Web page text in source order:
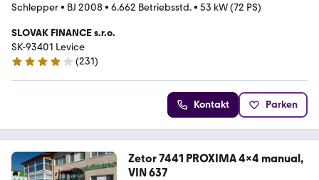
Schlepper• BJ 2008• 6.662 Betriebsstd.• 53 kW (72 PS)
SLOVAK FINANCE s.r.o.
SK-93401 Levice
4.2 Sterne
(231)
Kontakt Parken
Zetor 7441 PROXIMA 4x4 manual,
VIN 637